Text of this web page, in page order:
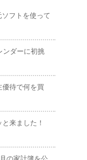
フトを使って
ンダーに初挑
優待で何を買
来ました！